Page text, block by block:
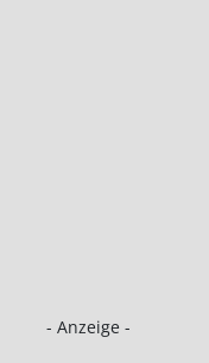
- Anzeige -